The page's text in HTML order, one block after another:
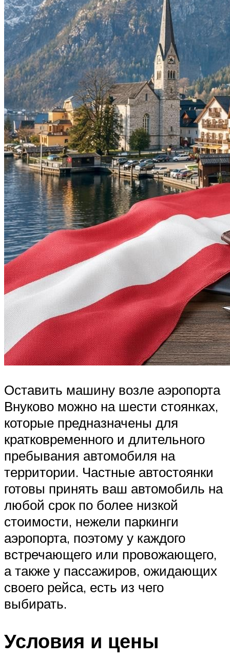
Оставить машину возле аэропорта
Внуково можно на шести стоянках,
которые предназначены для
кратковременного и длительного
пребывания автомобиля на
территории. Частные автостоянки
готовы принять ваш автомобиль на
любой срок по более низкой
стоимости, нежели паркинги
аэропорта, поэтому у каждого
встречающего или провожающего,
а также у пассажиров, ожидающих
своего рейса, есть из чего
выбирать.
Условия и цены